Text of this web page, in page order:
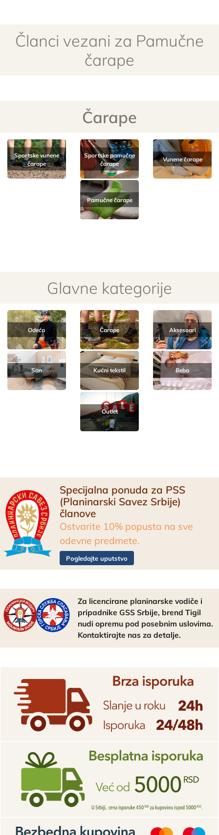
Članci vezani za Pamučne
čarape
Čarape
Sportske vunene
čarape
Sportske pamučne
čarape
Vunene čarape
Pamučne čarape
Glavne kategorije
Odeća Čarape Aksesoari
San Kućni tekstil Beba
Outlet
Specijalna ponuda za PSS
(Planinarski Savez Srbije)
članove
Ostvarite 10% popusta na sve
odevne predmete.
Pogledajte uputstvo
Za licencirane planinarske vodiče i
pripadnike GSS Srbije, brend Tigil
nudi opremu pod posebnim uslovima.
Kontaktirajte nas za detalje.